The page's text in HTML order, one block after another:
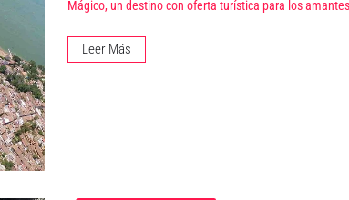
Mágico, un destino con oferta turística para los amantes
Leer Más